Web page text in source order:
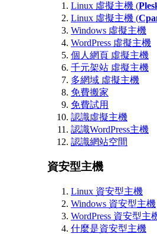
Linux 虛擬主機 (
Linux 虛擬主機 (
Windows 虛擬主機
WordPress 虛擬主機
個人網頁 虛擬主機
千元架站 虛擬主機
多網域 虛擬主機
免費搬家
免費試用
認識虛擬主機
認識WordPress主機
認識網站空間
資安型主機
Linux 資安型主機
Windows 資安型主機
WordPress 資安型主
什麼是資安型主機